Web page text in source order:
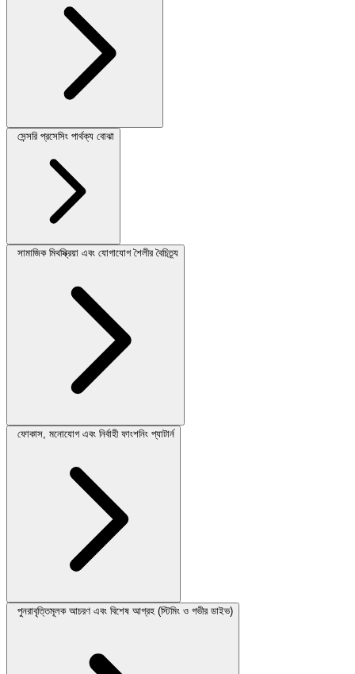
সেন্সরি প্রসেসিং পার্থক্য বোঝা
সামাজিক মিথস্ক্রিয়া এবং যোগাযোগ শৈলীর বৈচিত্র্য
ফোকাস, মনোযোগ এবং নির্বাহী ফাংশনিং প্যাটার্ন
পুনরাবৃত্তিমূলক আচরণ এবং বিশেষ আগ্রহ (স্টিমিং ও গভীর ডাইভ)